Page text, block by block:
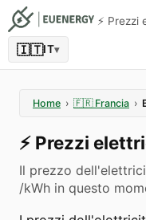
⚡️ Prezzi
🇮🇹IT▾
Home › 🇫🇷 Francia ›
⚡️ Prezzi
Il prezzo
/kWh in questo